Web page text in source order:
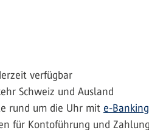
verfügbar
Schweiz und Ausland
rund um die Uhr mit e-Banking
für Kontoführung und